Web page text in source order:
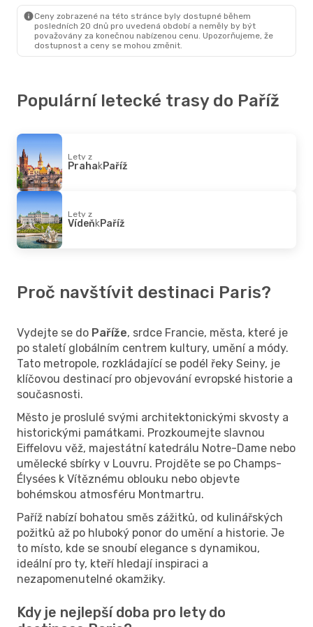
Ceny zobrazené na této stránce byly dostupné během
posledních 20 dnů pro uvedená období a neměly by být
považovány za konečnou nabízenou cenu. Upozorňujeme, že
dostupnost a ceny se mohou změnit.
Populární letecké trasy do Paříž
Lety z
PrahakPaříž
Lety z
VídeňkPaříž
Proč navštívit destinaci Paris?
Vydejte se do Paříže, srdce Francie, města, které je
po staletí globálním centrem kultury, umění a módy.
Tato metropole, rozkládající se podél řeky Seiny, je
klíčovou destinací pro objevování evropské historie a
současnosti.
Město je proslulé svými architektonickými skvosty a
historickými památkami. Prozkoumejte slavnou
Eiffelovu věž, majestátní katedrálu Notre-Dame nebo
umělecké sbírky v Louvru. Projděte se po Champs-
Élysées k Vítěznému oblouku nebo objevte
bohémskou atmosféru Montmartru.
Paříž nabízí bohatou směs zážitků, od kulinářských
požitků až po hluboký ponor do umění a historie. Je
to místo, kde se snoubí elegance s dynamikou,
ideální pro ty, kteří hledají inspiraci a
nezapomenutelné okamžiky.
Kdy je nejlepší doba pro lety do